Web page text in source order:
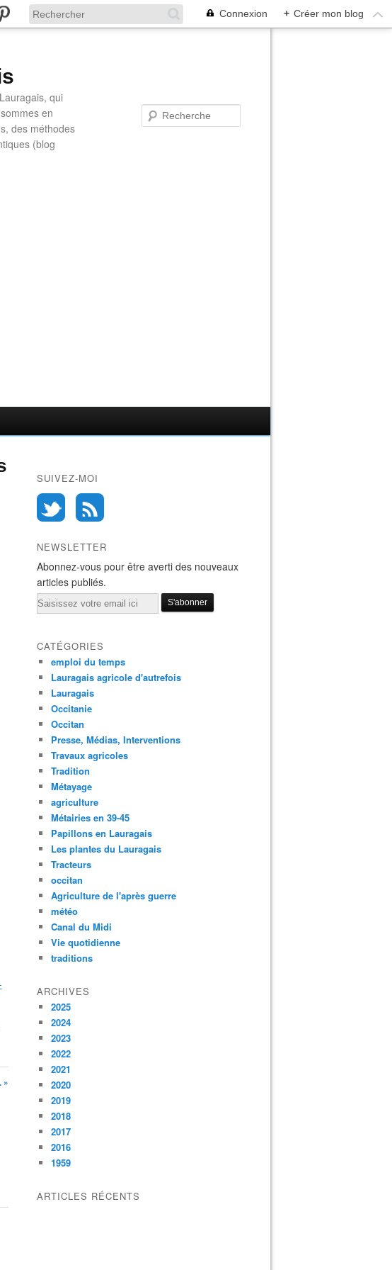
Connexion + Créer mon blog
qui
en
des méthodes
(blog
»
SUIVEZ-MOI
NEWSLETTER
Abonnez-vous pour être averti des nouveaux
articles publiés.
Email
CATÉGORIES
emploi du temps
Lauragais agricole d'autrefois
Lauragais
Occitanie
Occitan
Presse, Médias, Interventions
Travaux agricoles
Tradition
Métayage
agriculture
Métairies en 39-45
Papillons en Lauragais
Les plantes du Lauragais
Tracteurs
occitan
Agriculture de l'après guerre
météo
Canal du Midi
Vie quotidienne
traditions
ARCHIVES
2025
2024
2023
2022
2021
2020
2019
2018
2017
2016
1959
ARTICLES RÉCENTS